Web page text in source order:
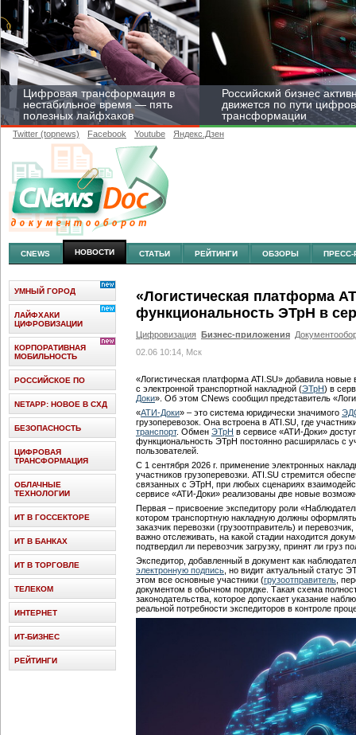
Цифровая трансформация в
нестабильное время — пять
полезных лайфхаков
Российский бизнес
движется по пути
трансформации
Средний бизнес начал
цифровизироваться со
скоростью крупных
корпораций
Twitter (topnews) Facebook Youtube Яндекс.Дзен
CNEWS НОВОСТИ СТАТЬИ РЕЙТИНГИ ОБЗОРЫ
«Логистическая платформа
функциональность ЭТрН в
Цифровизация Бизнес-приложения
02.06 10:14, Мск
«Логистическая платформа ATI.SU» добавила новые
с электронной транспортной накладной (ЭТрН) в
Доки». Об этом CNews сообщил представитель
«АТИ-Доки» – это система юридически значимого
грузоперевозок. Она встроена в ATI.SU, где
транспорт. Обмен ЭТрН в сервисе «АТИ-Доки»
функциональность ЭТрН постоянно расширялась с
пользователей.
С 1 сентября 2026 г. применение электронных
участников грузоперевозки. ATI.SU стремится
связанных с ЭТрН, при любых сценариях
сервисе «АТИ-Доки» реализованы две новые
Первая – присвоение экспедитору роли
котором транспортную накладную должны
заказчик перевозки (грузоотправитель) и
важно отслеживать, на какой стадии находится
подтвердил ли перевозчик загрузку, принят ли груз
Экспедитор, добавленный в документ как
электронную подпись , но видит актуальный статус
этом все основные участники (грузоотправитель ,
документом в обычном порядке. Такая схема
законодательства, которое допускает указание
реальной потребности экспедиторов в контроле
УМНЫЙ ГОРОД
ЛАЙФХАКИ
ЦИФРОВИЗАЦИИ
КОРПОРАТИВНАЯ
МОБИЛЬНОСТЬ
РОССИЙСКОЕ ПО
NETAPP: НОВОЕ В СХД
БЕЗОПАСНОСТЬ
ЦИФРОВАЯ
ТРАНСФОРМАЦИЯ
ОБЛАЧНЫЕ
ТЕХНОЛОГИИ
ИТ В ГОССЕКТОРЕ
ИТ В БАНКАХ
ИТ В ТОРГОВЛЕ
ТЕЛЕКОМ
ИНТЕРНЕТ
ИТ-БИЗНЕС
РЕЙТИНГИ